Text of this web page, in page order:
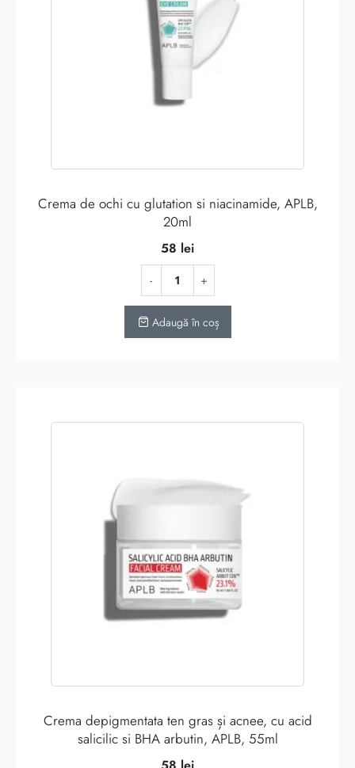
Crema de ochi cu glutation si niacinamide, APLB,
20ml
58 lei
Adaugă în coș
Crema depigmentata ten gras și acnee, cu acid
salicilic si BHA arbutin, APLB, 55ml